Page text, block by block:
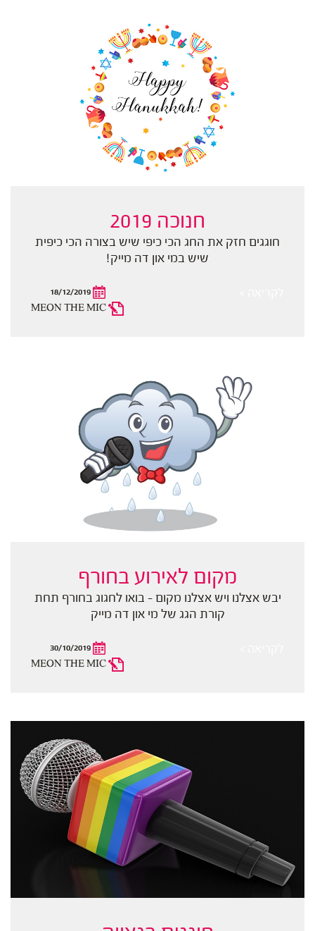
חנוכה 2019
חוגגים חזק את החג הכי כיפי שיש בצורה הכי כיפית
שיש במי און דה מייק!
18/12/2019
MEON THE MIC
מקום לאירוע בחורף
יבש אצלנו ויש אצלנו מקום - בואו לחגוג בחורף תחת
קורת הגג של מי און דה מייק
30/10/2019
MEON THE MIC